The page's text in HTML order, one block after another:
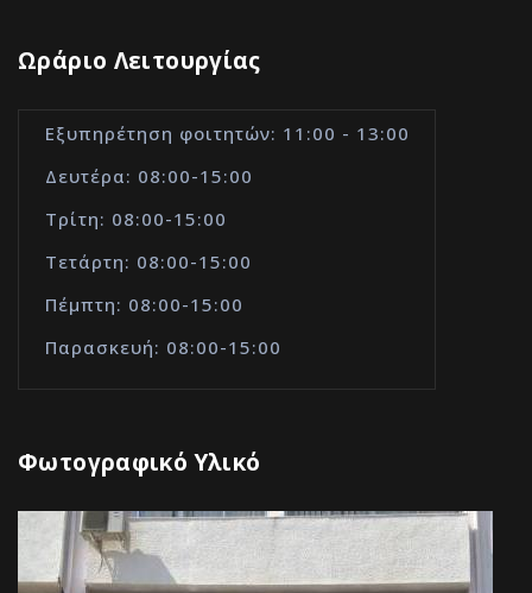
Ωράριο Λειτουργίας
Εξυπηρέτηση φοιτητών: 11:00 - 13:00
Δευτέρα: 08:00-15:00
Τρίτη: 08:00-15:00
Τετάρτη: 08:00-15:00
Πέμπτη: 08:00-15:00
Παρασκευή: 08:00-15:00
Φωτογραφικό Υλικό